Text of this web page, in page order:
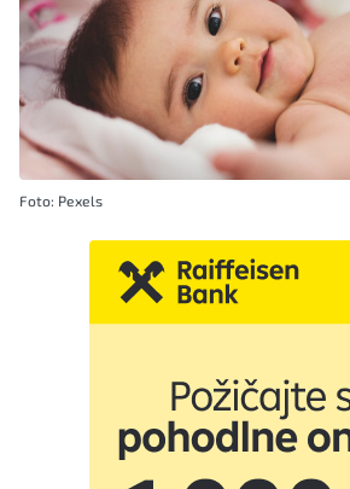
Foto: Pexels